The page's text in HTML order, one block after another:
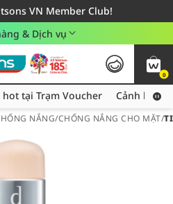
VN Member Club!
cho đơn hàng từ 249,000Đ
dụng khu vực TP. Hồ Chí Minh
& Dịch vụ
0
Thu thập thêm voucher hot tại Trạm Voucher
tại Trạm Voucher Cảnh báo
NẮNG/CHỐNG NẮNG CHO MẶT/